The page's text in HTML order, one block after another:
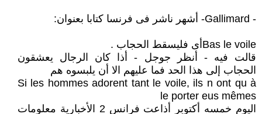
- Gallimard- أشهر ناشر فى فرنسا كتابا بعنوان:
Bas le voileأى فليسقط الحجاب .
قالت فيه - أنظر جوجل - أذا كان الرجال يعشقون
الحجاب إلى هذا الحد فما عليهم الا أن يلبسوه هم
Si les hommes adorent tant le voile, ils n ont qu à
le porter eus mêmes
اليوم خمسه أكتوبر أذاعت فرانس 2 الأخبارية معلومات